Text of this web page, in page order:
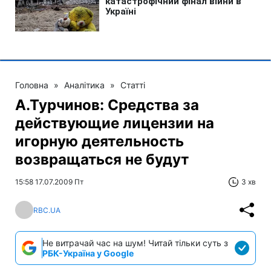
Головна » Аналітика » Статті
А.Турчинов: Средства за
действующие лицензии на
игорную деятельность
возвращаться не будут
15:58 17.07.2009 Пт 3 хв
RBC.UA
Не витрачай час на шум! Читай тільки суть з
РБК-Україна у Google